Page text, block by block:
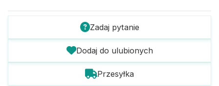
Zadaj pytanie
Dodaj do ulubionych
Przesyłka